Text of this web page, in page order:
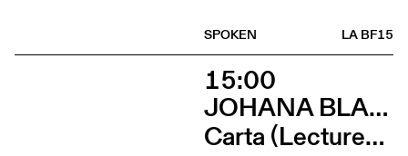
LA BF15
SPOKEN
15:00
JOHANA BLANC ET SIMONE HOLLIGER
Carta (Lectures, micro-éditions, douceurs et lancement de Wages For / Wages Agains avec Ramaya Tegegne et Tiphanie Blanc)